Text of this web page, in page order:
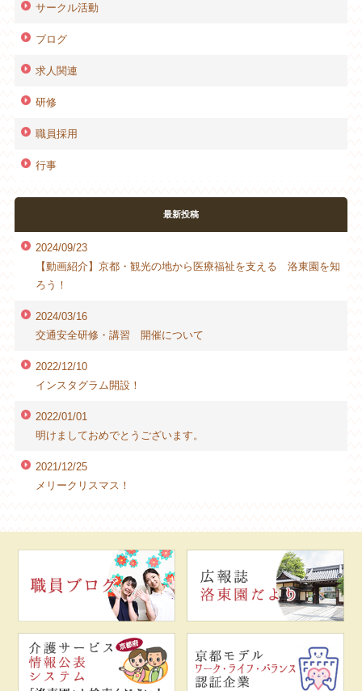
サークル活動
ブログ
求人関連
研修
職員採用
行事
最新投稿
2024/09/23
【動画紹介】京都・観光の地から医療福祉を支える 洛東園を知
ろう！
2024/03/16
交通安全研修・講習 開催について
2022/12/10
インスタグラム開設！
2022/01/01
明けましておめでとうございます。
2021/12/25
メリークリスマス！